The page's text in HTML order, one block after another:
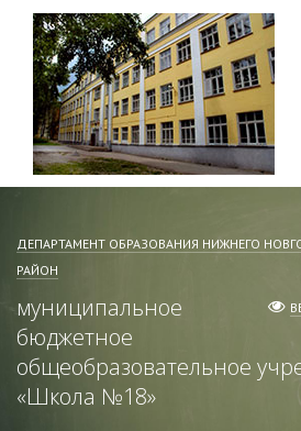
ДЕПАРТАМЕНТ ОБРАЗОВАНИЯ НИЖНЕГО
РАЙОН
муниципальное
бюджетное
общеобразовательное
«Школа №18»